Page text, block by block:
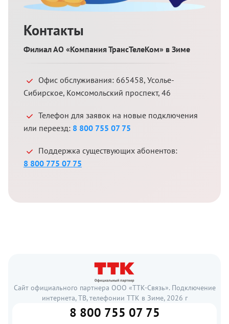
Контакты
Филиал АО «Компания ТрансТелеКом» в Зиме
Офис обслуживания: 665458, Усолье-
Сибирское, Комсомольский проспект, 46
Телефон для заявок на новые подключения
или переезд: 8 800 755 07 75
Поддержка существующих абонентов:
8 800 775 07 75
Сайт официального партнера ООО «ТТК-Связь». Подключение
интернета, ТВ, телефонии ТТК в Зиме, 2026 г
8 800 755 07 75